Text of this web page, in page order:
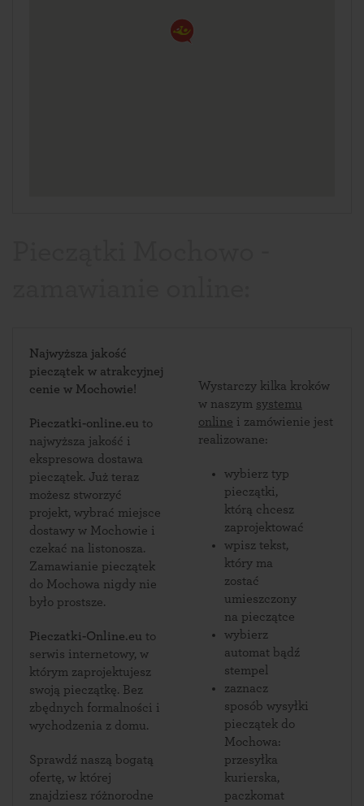
Najwyższa jakość
pieczątek w atrakcyjnej
cenie w Mochowie!
Pieczatki-online.eu to
najwyższa jakość i
ekspresowa dostawa
pieczątek. Już teraz
możesz stworzyć
projekt, wybrać miejsce
dostawy w Mochowie i
czekać na listonosza.
Zamawianie pieczątek
do Mochowa nigdy nie
było prostsze.
Pieczatki-Online.eu
serwis internetowy, w
którym zaprojektujesz
swoją pieczątkę. Bez
zbędnych formalności i
wychodzenia z domu.
Sprawdź naszą bogatą
ofertę, w której
znajdziesz różnorodne
Wystarczy kilka kroków
w naszym systemu
online i zamówienie jest
realizowane:
wybierz typ
pieczątki,
którą chcesz
zaprojektować
wpisz tekst,
który ma
zostać
umieszczony
na pieczątce
wybierz
automat bądź
stempel
zaznacz
sposób wysyłki
pieczątek do
Mochowa:
przesyłka
kurierska,
paczkomat